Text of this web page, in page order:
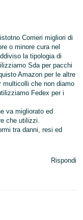
Corrieri migliori di
o minore cura nel
la tipologia di
Sda per pacchi
Amazon per le altre
multicolli che non diamo
Fedex per i
va migliorato ed
che utilizzi.
tra danni, resi ed
Rispondi